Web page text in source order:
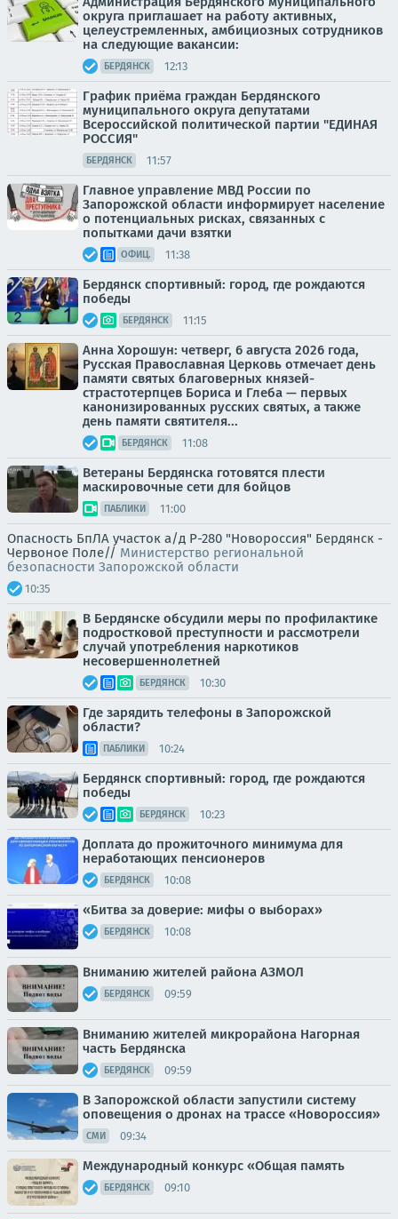
округа приглашает на работу активных,
целеустремленных, амбициозных сотрудников
на следующие вакансии:
БЕРДЯНСК 12:13
График приёма граждан Бердянского
муниципального округа депутатами
Всероссийской политической партии "ЕДИНАЯ
РОССИЯ"
БЕРДЯНСК 11:57
Главное управление МВД России по
Запорожской области информирует население
о потенциальных рисках, связанных с
попытками дачи взятки
ОФИЦ. 11:38
Бердянск спортивный: город, где рождаются
победы
БЕРДЯНСК 11:15
Анна Хорошун: четверг, 6 августа 2026 года,
Русская Православная Церковь отмечает день
памяти святых благоверных князей-
страстотерпцев Бориса и Глеба — первых
канонизированных русских святых, а также
день памяти святителя...
БЕРДЯНСК 11:08
Ветераны Бердянска готовятся плести
маскировочные сети для бойцов
ПАБЛИКИ 11:00
Опасность БпЛА участок а/д Р-280 "Новороссия" Бердянск -
Червоное Поле// Министерство региональной
безопасности Запорожской области
10:35
В Бердянске обсудили меры по профилактике
подростковой преступности и рассмотрели
случай употребления наркотиков
несовершеннолетней
БЕРДЯНСК 10:30
Где зарядить телефоны в Запорожской
области?
ПАБЛИКИ 10:24
Бердянск спортивный: город, где рождаются
победы
БЕРДЯНСК 10:23
Доплата до прожиточного минимума для
неработающих пенсионеров
БЕРДЯНСК 10:08
«Битва за доверие: мифы о выборах»
БЕРДЯНСК 10:08
Вниманию жителей района АЗМОЛ
БЕРДЯНСК 09:59
Вниманию жителей микрорайона Нагорная
часть Бердянска
БЕРДЯНСК 09:59
В Запорожской области запустили систему
оповещения о дронах на трассе «Новороссия»
СМИ 09:34
Международный конкурс «Общая память
БЕРДЯНСК 09:10